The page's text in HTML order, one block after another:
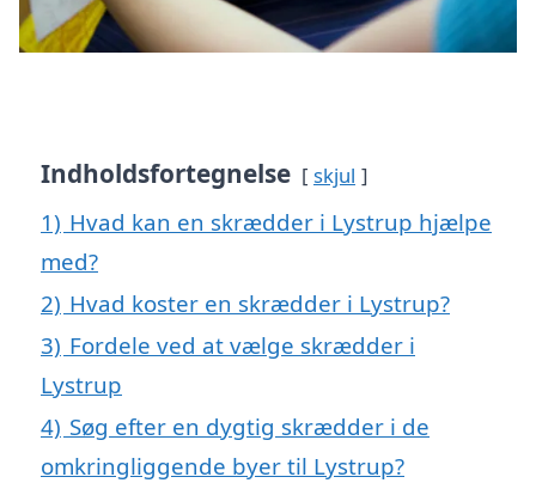
Indholdsfortegnelse skjul
1) Hvad kan en skrædder i Lystrup hjælpe
med?
2) Hvad koster en skrædder i Lystrup?
3) Fordele ved at vælge skrædder i
Lystrup
4) Søg efter en dygtig skrædder i de
omkringliggende byer til Lystrup?